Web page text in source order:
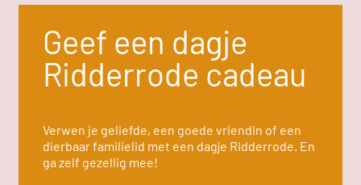
Geef een dagje
Ridderrode cadeau
Verwen je geliefde, een goede vriendin of een
dierbaar familielid met een dagje Ridderrode. En
ga zelf gezellig mee!